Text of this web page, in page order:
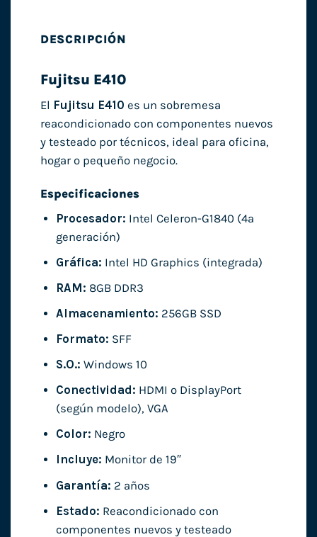
DESCRIPCIÓN
Fujitsu E410
El Fujitsu E410 es un sobremesa
reacondicionado con componentes nuevos
y testeado por técnicos, ideal para oficina,
hogar o pequeño negocio.
Especificaciones
Procesador: Intel Celeron-G1840 (4ª
generación)
Gráfica: Intel HD Graphics (integrada)
RAM: 8GB DDR3
Almacenamiento: 256GB SSD
Formato: SFF
S.O.: Windows 10
Conectividad: HDMI o DisplayPort
(según modelo), VGA
Color: Negro
Incluye: Monitor de 19″
Garantía: 2 años
Estado: Reacondicionado con
componentes nuevos y testeado